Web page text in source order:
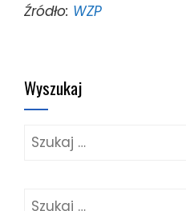
Źródło: WZP
Wyszukaj
Szukaj:
Szukaj: